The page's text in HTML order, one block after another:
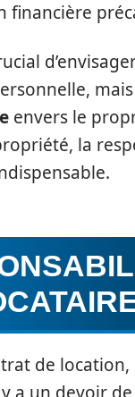
financière
envers le
la
de